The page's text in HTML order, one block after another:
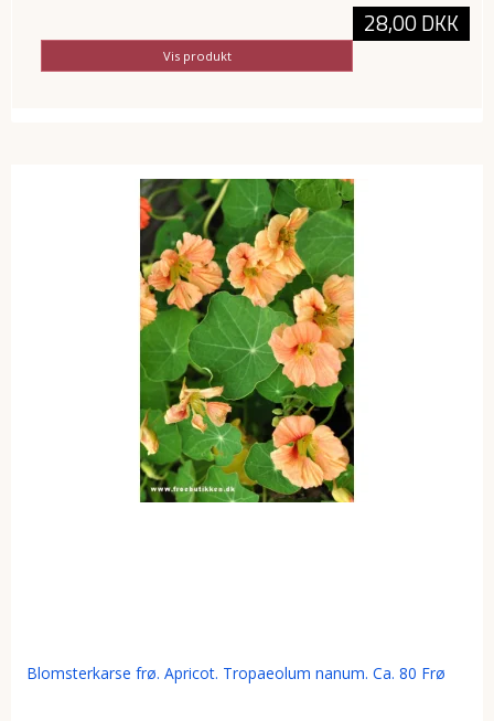
28,00 DKK
Vis produkt
Blomsterkarse frø. Apricot. Tropaeolum nanum. Ca. 80 Frø